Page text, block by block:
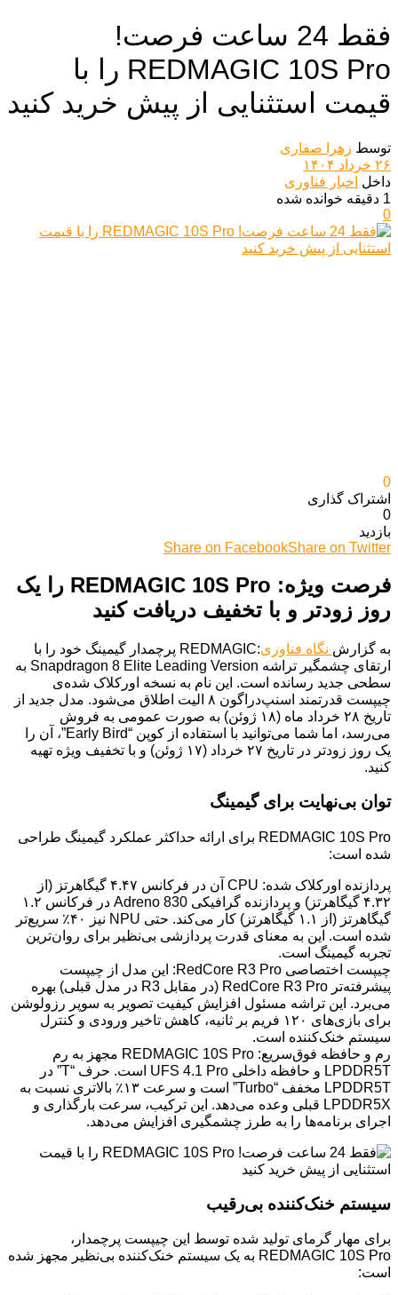
فقط 24 ساعت فرصت!
REDMAGIC 10S Pro را با
قیمت استثنایی از پیش خرید کنید
توسط زهرا صفاری
۲۶ خرداد ۱۴۰۴
داخل اخبار فناوری
1 دقیقه خوانده شده
0
0
اشتراک گذاری‌
0
بازدید
Share on FacebookShare on Twitter
فرصت ویژه: REDMAGIC 10S Pro را یک
روز زودتر و با تخفیف دریافت کنید
به گزارش نگاه فناوری
:REDMAGIC پرچمدار گیمینگ خود را با
ارتقای چشمگیر تراشه Snapdragon 8 Elite Leading Version به
سطحی جدید رسانده است. این نام به نسخه اورکلاک شده‌ی
چیپست قدرتمند اسنپ‌دراگون ۸ الیت اطلاق می‌شود. مدل جدید از
تاریخ ۲۸ خرداد ماه (۱۸ ژوئن) به صورت عمومی به فروش
می‌رسد، اما شما می‌توانید با استفاده از کوپن “Early Bird”، آن را
یک روز زودتر در تاریخ ۲۷ خرداد (۱۷ ژوئن) و با تخفیف ویژه تهیه
کنید.
توان بی‌نهایت برای گیمینگ
REDMAGIC 10S Pro برای ارائه حداکثر عملکرد گیمینگ طراحی
شده است:
پردازنده اورکلاک شده: CPU آن در فرکانس ۴.۴۷ گیگاهرتز (از
۴.۳۲ گیگاهرتز) و پردازنده گرافیکی Adreno 830 در فرکانس ۱.۲
گیگاهرتز (از ۱.۱ گیگاهرتز) کار می‌کند. حتی NPU نیز ۴۰٪ سریع‌تر
شده است. این به معنای قدرت پردازشی بی‌نظیر برای روان‌ترین
تجربه گیمینگ است.
چیپست اختصاصی RedCore R3 Pro: این مدل از چیپست
پیشرفته‌تر RedCore R3 Pro (در مقابل R3 در مدل قبلی) بهره
می‌برد. این تراشه مسئول افزایش کیفیت تصویر به سوپر رزولوشن
برای بازی‌های ۱۲۰ فریم بر ثانیه، کاهش تاخیر ورودی و کنترل
سیستم خنک‌کننده است.
رم و حافظه فوق‌سریع: REDMAGIC 10S Pro مجهز به رم
LPDDR5T و حافظه داخلی UFS 4.1 Pro است. حرف “T” در
LPDDR5T مخفف “Turbo” است و سرعت ۱۳٪ بالاتری نسبت به
LPDDR5X قبلی وعده می‌دهد. این ترکیب، سرعت بارگذاری و
اجرای برنامه‌ها را به طرز چشمگیری افزایش می‌دهد.
سیستم خنک‌کننده بی‌رقیب
برای مهار گرمای تولید شده توسط این چیپست پرچمدار،
REDMAGIC 10S Pro به یک سیستم خنک‌کننده بی‌نظیر مجهز شده
است: